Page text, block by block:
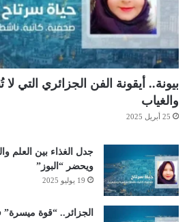
بيونة.. أيقونة الفن الجزائري التي
والغياب
25 أبريل 2025
جدل الغذاء بين العلم
ويحضر “البوز”
19 يوليو 2025
الجزائر.. “قوة ميسرة”